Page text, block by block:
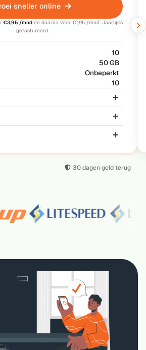
sneller online
€3,95 /mnden daarna voor €7,95 /mnd. Jaarlijks
gefactureerd.
10
50 GB
Onbeperkt
10
30 dagen geld terug